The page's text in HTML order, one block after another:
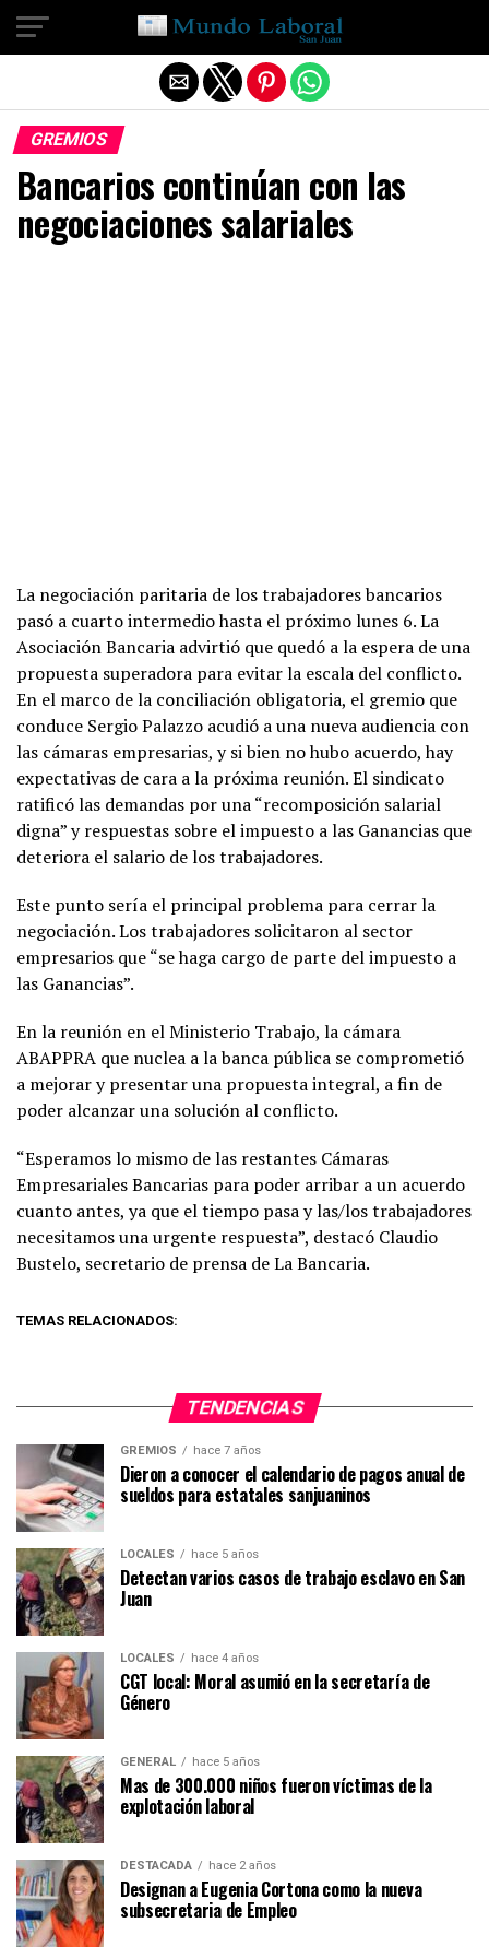
GREMIOS
Bancarios continúan con las
negociaciones salariales
La negociación paritaria de los trabajadores bancarios
pasó a cuarto intermedio hasta el próximo lunes 6. La
Asociación Bancaria advirtió que quedó a la espera de una
propuesta superadora para evitar la escala del conflicto.
En el marco de la conciliación obligatoria, el gremio que
conduce Sergio Palazzo acudió a una nueva audiencia con
las cámaras empresarias, y si bien no hubo acuerdo, hay
expectativas de cara a la próxima reunión. El sindicato
ratificó las demandas por una “recomposición salarial
digna” y respuestas sobre el impuesto a las Ganancias que
deteriora el salario de los trabajadores.
Este punto sería el principal problema para cerrar la
negociación. Los trabajadores solicitaron al sector
empresarios que “se haga cargo de parte del impuesto a
las Ganancias”.
En la reunión en el Ministerio Trabajo, la cámara
ABAPPRA que nuclea a la banca pública se comprometió
a mejorar y presentar una propuesta integral, a fin de
poder alcanzar una solución al conflicto.
“Esperamos lo mismo de las restantes Cámaras
Empresariales Bancarias para poder arribar a un acuerdo
cuanto antes, ya que el tiempo pasa y las/los trabajadores
necesitamos una urgente respuesta”, destacó Claudio
Bustelo, secretario de prensa de La Bancaria.
TEMAS RELACIONADOS:
TENDENCIAS
GREMIOS hace 7 años
Dieron a conocer el calendario de pagos anual de
sueldos para estatales sanjuaninos
LOCALES hace 5 años
Detectan varios casos de trabajo esclavo en San
Juan
LOCALES hace 4 años
CGT local: Moral asumió en la secretaría de
Género
GENERAL hace 5 años
Mas de 300.000 niños fueron víctimas de la
explotación laboral
DESTACADA hace 2 años
Designan a Eugenia Cortona como la nueva
subsecretaria de Empleo
Salir de la versión móvil